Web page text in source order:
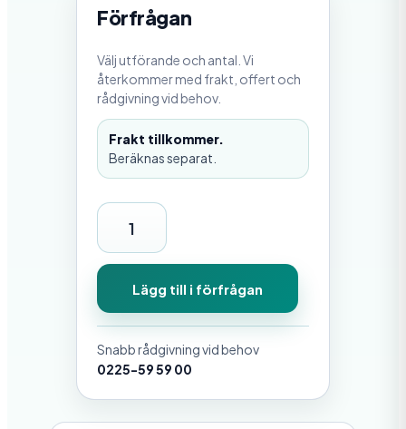
Förfrågan
Välj utförande och antal. Vi
återkommer med frakt, offert och
rådgivning vid behov.
Frakt tillkommer.
Beräknas separat.
S
F
5
0
E
S
m
Lägg till i förfrågan
Snabb rådgivning vid behov
0225-59 59 00